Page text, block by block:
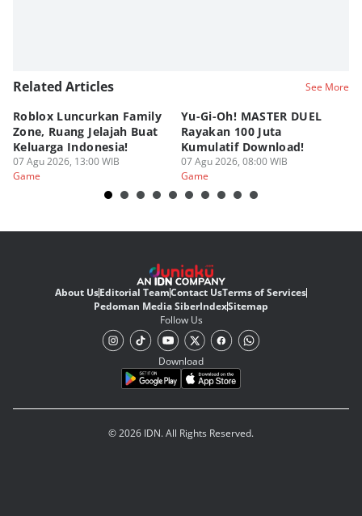
Related Articles See More
Roblox Luncurkan Family
Zone, Ruang Jelajah Buat
Keluarga Indonesia!
07 Agu 2026, 13:00 WIB
Game
Yu-Gi-Oh! MASTER DUEL
Rayakan 100 Juta
Kumulatif Download!
07 Agu 2026, 08:00 WIB
Game
About UsEditorial TeamContact UsTerms of Services
Pedoman Media SiberIndexSitemap
Follow Us
Download
© 2026 IDN. All Rights Reserved.